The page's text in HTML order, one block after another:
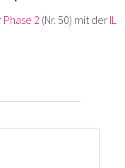
Phase 2 (Nr. 50) mit der IL